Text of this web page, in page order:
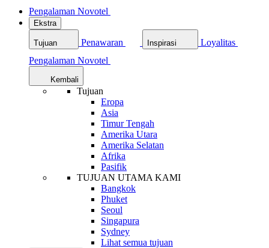
Pengalaman Novotel
Ekstra
Tujuan Penawaran Inspirasi
Loyalitas
Pengalaman Novotel
Kembali
Tujuan
Eropa
Asia
Timur Tengah
Amerika Utara
Amerika Selatan
Afrika
Pasifik
TUJUAN UTAMA KAMI
Bangkok
Phuket
Seoul
Singapura
Sydney
Lihat semua tujuan